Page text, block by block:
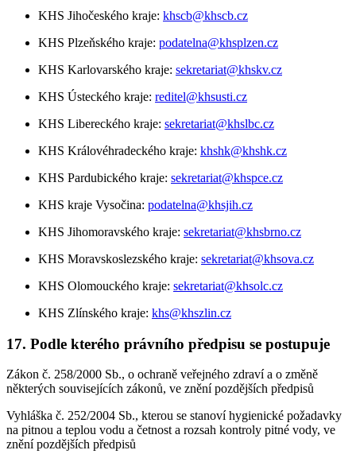
KHS Jihočeského kraje: khscb@khscb.cz
KHS Plzeňského kraje: podatelna@khsplzen.cz
KHS Karlovarského kraje: sekretariat@khskv.cz
KHS Ústeckého kraje: reditel@khsusti.cz
KHS Libereckého kraje: sekretariat@khslbc.cz
KHS Královéhradeckého kraje: khshk@khshk.cz
KHS Pardubického kraje: sekretariat@khspce.cz
KHS kraje Vysočina: podatelna@khsjih.cz
KHS Jihomoravského kraje: sekretariat@khsbrno.cz
KHS Moravskoslezského kraje: sekretariat@khsova.cz
KHS Olomouckého kraje: sekretariat@khsolc.cz
KHS Zlínského kraje: khs@khszlin.cz
17. Podle kterého právního předpisu se postupuje
Zákon č. 258/2000 Sb., o ochraně veřejného zdraví a o změně
některých souvisejících zákonů, ve znění pozdějších předpisů
Vyhláška č. 252/2004 Sb., kterou se stanoví hygienické požadavky
na pitnou a teplou vodu a četnost a rozsah kontroly pitné vody, ve
znění pozdějších předpisů